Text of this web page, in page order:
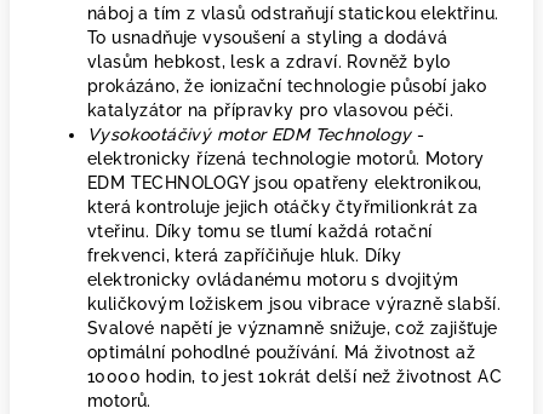
náboj a tím z vlasů odstraňují statickou elektřinu.
To usnadňuje vysoušení a styling a dodává
vlasům hebkost, lesk a zdraví. Rovněž bylo
prokázáno, že ionizační technologie působí jako
katalyzátor na přípravky pro vlasovou péči.
Vysokootáčivý motor EDM Technology-
elektronicky řízená technologie motorů. Motory
EDM TECHNOLOGY jsou opatřeny elektronikou,
která kontroluje jejich otáčky čtyřmilionkrát za
vteřinu. Díky tomu se tlumí každá rotační
frekvenci, která zapříčiňuje hluk. Díky
elektronicky ovládanému motoru s dvojitým
kuličkovým ložiskem jsou vibrace výrazně slabší.
Svalové napětí je významně snižuje, což zajišťuje
optimální pohodlné používání. Má životnost až
10000 hodin, to jest 10krát delší než životnost AC
motorů.